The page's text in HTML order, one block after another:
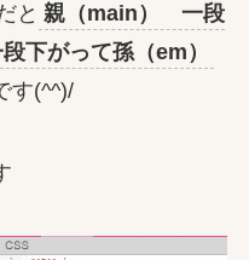
と 親（main） 一段
下がって孫（em）
す(^^)/